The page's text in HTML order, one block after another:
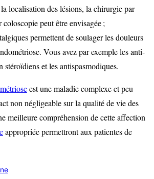
localisation des lésions, la chirurgie par
peut être envisagée ;
permettent de soulager les douleurs
Vous avez par exemple les anti-
stéroïdiens et les antispasmodiques.
est une maladie complexe et peu
non négligeable sur la qualité de vie des
meilleure compréhension de cette affection
appropriée permettront aux patientes de